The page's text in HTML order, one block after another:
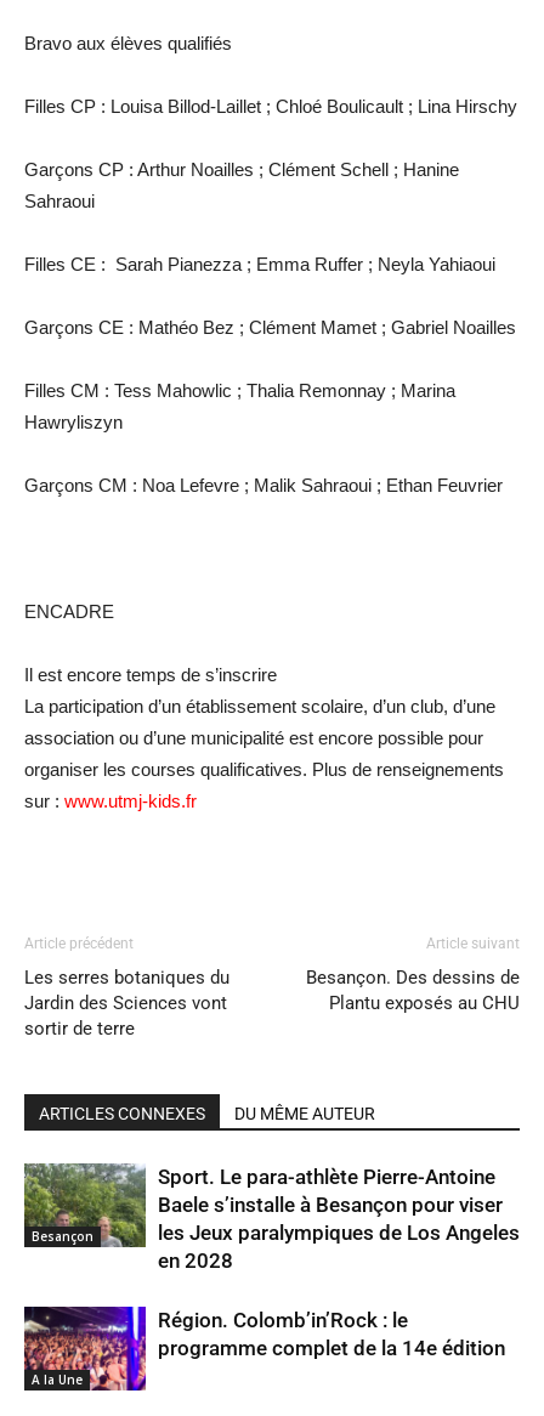
Bravo aux élèves qualifiés
Filles CP : Louisa Billod-Laillet ; Chloé Boulicault ; Lina Hirschy
Garçons CP : Arthur Noailles ; Clément Schell ; Hanine
Sahraoui
Filles CE : Sarah Pianezza ; Emma Ruffer ; Neyla Yahiaoui
Garçons CE : Mathéo Bez ; Clément Mamet ; Gabriel Noailles
Filles CM : Tess Mahowlic ; Thalia Remonnay ; Marina
Hawryliszyn
Garçons CM : Noa Lefevre ; Malik Sahraoui ; Ethan Feuvrier
ENCADRE
Il est encore temps de s’inscrire
La participation d’un établissement scolaire, d’un club, d’une
association ou d’une municipalité est encore possible pour
organiser les courses qualificatives. Plus de renseignements
sur : www.utmj-kids.fr
Article précédent
Les serres botaniques du
Jardin des Sciences vont
sortir de terre
Article suivant
Besançon. Des dessins de
Plantu exposés au CHU
ARTICLES CONNEXES DU MÊME AUTEUR
Besançon
Sport. Le para-athlète Pierre-Antoine
Baele s’installe à Besançon pour viser
les Jeux paralympiques de Los Angeles
en 2028
A la Une
Région. Colomb’in’Rock : le
programme complet de la 14e édition